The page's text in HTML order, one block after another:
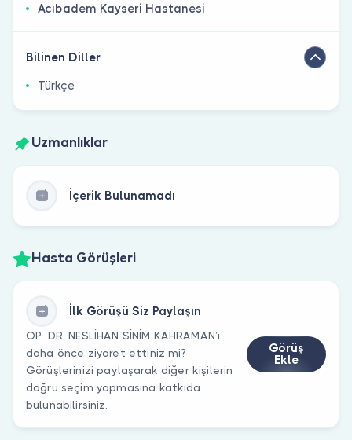
Acıbadem Kayseri Hastanesi
Bilinen Diller
Türkçe
Uzmanlıklar
İçerik Bulunamadı
Hasta Görüşleri
İlk Görüşü Siz Paylaşın
OP. DR. NESLİHAN SİNİM KAHRAMAN’ı
daha önce ziyaret ettiniz mi?
Görüşlerinizi paylaşarak diğer kişilerin
doğru seçim yapmasına katkıda
bulunabilirsiniz.
Görüş
Ekle